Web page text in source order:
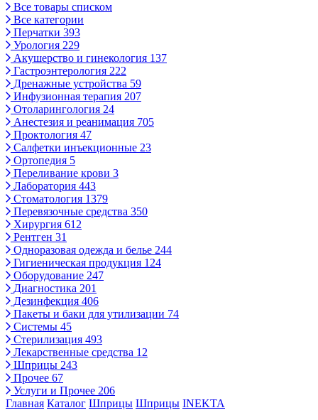
Все товары списком
Все категории
Перчатки 393
Урология 229
Акушерство и гинекология 137
Гастроэнтерология 222
Дренажные устройства 59
Инфузионная терапия 207
Отоларингология 24
Анестезия и реанимация 705
Проктология 47
Салфетки инъекционные 23
Ортопедия 5
Переливание крови 3
Лаборатория 443
Стоматология 1379
Перевязочные средства 350
Хирургия 612
Рентген 31
Одноразовая одежда и белье 244
Гигиеническая продукция 124
Оборудование 247
Диагностика 201
Дезинфекция 406
Пакеты и баки для утилизации 74
Системы 45
Стерилизация 493
Лекарственные средства 12
Шприцы 243
Прочее 67
Услуги и Прочее 206
Главная Каталог Шприцы Шприцы INEKTA